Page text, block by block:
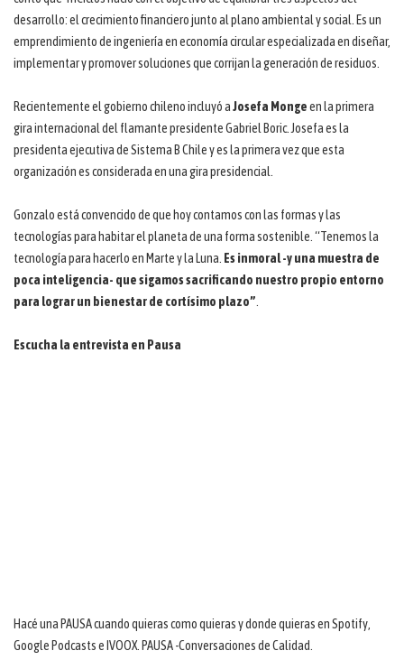
desarrollo: el crecimiento financiero junto al plano ambiental y social. Es un
emprendimiento de ingeniería en economía circular especializada en diseñar,
implementar y promover soluciones que corrijan la generación de residuos.
Recientemente el gobierno chileno incluyó aJosefa Mongeen la primera
gira internacional del flamante presidente Gabriel Boric. Josefa es la
presidenta ejecutiva de Sistema B Chile y es la primera vez que esta
organización es considerada en una gira presidencial.
Gonzalo está convencido de que hoy contamos con las formas y las
tecnologías para habitar el planeta de una forma sostenible. “Tenemos la
tecnología para hacerlo en Marte y la Luna. Es inmoral -y una muestra de
poca inteligencia- que sigamos sacrificando nuestro propio entorno
para lograr un bienestar de cortísimo plazo”
Escucha la entrevista en Pausa
Hacé una PAUSA cuando quieras como quieras y donde quieras en Spotify,
Google Podcasts e IVOOX. PAUSA -Conversaciones de Calidad.